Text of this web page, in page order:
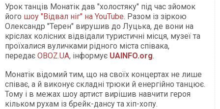
Урок танців Монатік дав "холостяку" під час зйомок
його шоу "Відвал ніг" на YouTube. Разом із зіркою
Олександр "Терен" вирушив до Луцька, де вони на
кріслах колісних відвідали туристичні місця, музеї та
проїхалися вуличками рідного міста співака,
передає OBOZ.UA, інформує UAINFO.org.
Монатік відомий тим, що на своїх концертах не лише
співає, а й виконує складні трюки й енергійно танцює.
Тому і в межах шоу артист вирішив навчити героя
кільком рухам із брейк-дансу та хіп-хопу.